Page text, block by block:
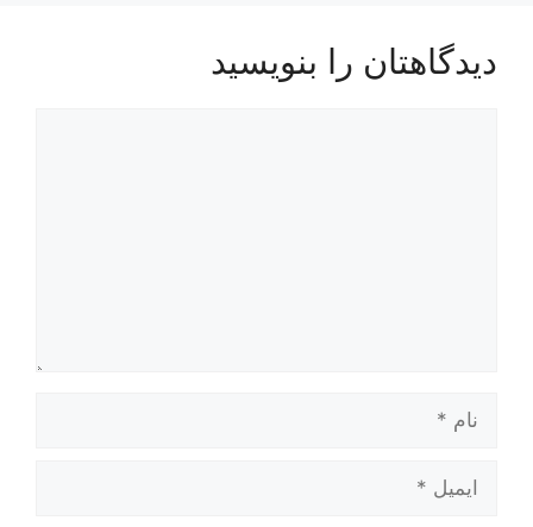
دیدگاهتان را بنویسید